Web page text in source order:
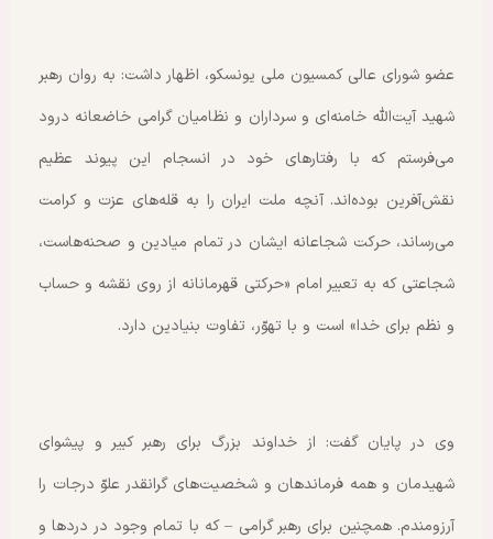
عضو شورای عالی کمسیون ملی یونسکو، اظهار داشت: به روان رهبر
شهید آیت‌الله خامنه‌ای و سرداران و نظامیان گرامی خاضعانه درود
می‌فرستم که با رفتارهای خود در انسجام این پیوند عظیم
نقش‌آفرین بوده‌اند. آنچه ملت ایران را به قله‌های عزت و کرامت
می‌رساند، حرکت شجاعانه ایشان در تمام میادین و صحنه‌هاست،
شجاعتی که به تعبیر امام «حرکتی قهرمانانه از روی نقشه و حساب
و نظم برای خدا» است و با تهوّر، تفاوت بنیادین دارد.
وی در پایان گفت: از خداوند بزرگ برای رهبر کبیر و پیشوای
شهیدمان و همه فرماندهان و شخصیت‌های گرانقدر علوّ درجات را
آرزومندم. همچنین برای رهبر گرامی – که با تمام وجود در دردها و